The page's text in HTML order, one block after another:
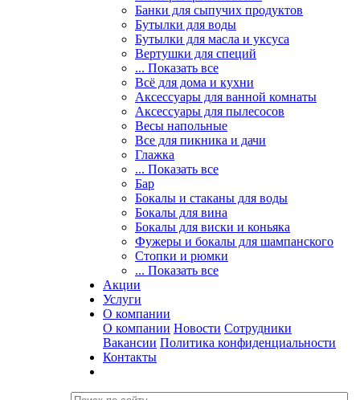
Банки для сыпучих продуктов
Бутылки для воды
Бутылки для масла и уксуса
Вертушки для специй
... Показать все
Всё для дома и кухни
Аксессуары для ванной комнаты
Аксессуары для пылесосов
Весы напольные
Все для пикника и дачи
Глажка
... Показать все
Бар
Бокалы и стаканы для воды
Бокалы для вина
Бокалы для виски и коньяка
Фужеры и бокалы для шампанского
Стопки и рюмки
... Показать все
Акции
Услуги
О компании
О компании Новости Сотрудники
Вакансии Политика конфиденциальности
Контакты